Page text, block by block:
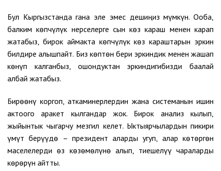
Бул Кыргызстанда гана эле эмес дешиңиз мүмкүн. Ооба,
балким көпчүлүк нерселерге сын көз караш менен карап
жатабыз, бирок аймакта көпчүлүк көз караштарын эркин
билдире алышпайт. Биз көптөн бери эркиндик менен жашап
көнүп калганбыз, ошондуктан эркиндигибизди баалай
албай жатабыз.
Бирөөнү коргоп, аткаминерлердин жана системанын ишин
актоого аракет кылгандар жок. Бирок анализ кылып,
жыйынтык чыгарчу мезгил келет. Ыктыярчылардын пикири
үмүт берүүдө – президент аларды угуп, алар көтөргөн
маселелерди өз көзөмөлүнө алып, тиешелүү чараларды
көрөрүн айтты.